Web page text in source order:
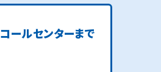
ールセンターまで